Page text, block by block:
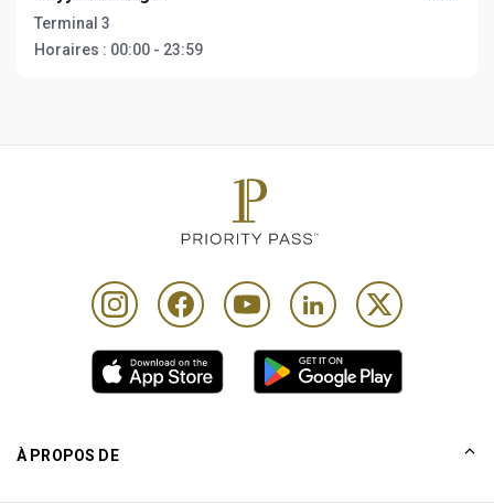
Terminal 3
Horaires : 00:00 - 23:59
À PROPOS DE